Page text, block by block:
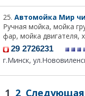
25. Автомойка Мир
Ручная мойка, мойка
фар, мойка двигателя,
29 2726231
г.Минск,
1 2 Следующая